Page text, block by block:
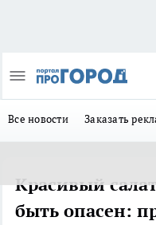
Все новости Заказать
Красивый
быть опасен: